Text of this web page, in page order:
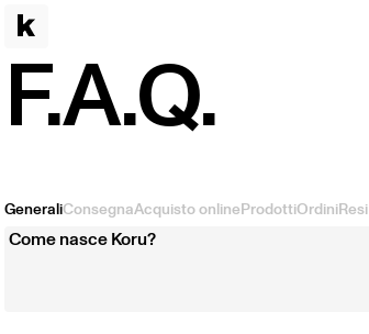
F.A.Q.
GeneraliConsegnaAcquisto onlineProdottiOrdiniResi
Come nasce Koru?